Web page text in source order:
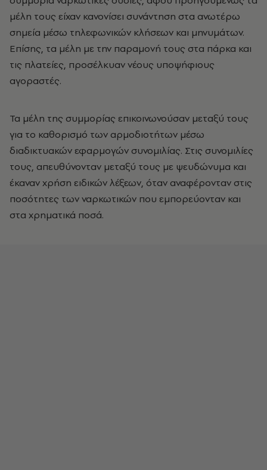
μέλη τους είχαν κανονίσει συνάντηση στα ανωτέρω
σημεία μέσω τηλεφωνικών κλήσεων και μηνυμάτων.
Επίσης, τα μέλη με την παραμονή τους στα πάρκα και
τις πλατείες, προσέλκυαν νέους υποψήφιους
αγοραστές.
Τα μέλη της συμμορίας επικοινωνούσαν μεταξύ τους
για το καθορισμό των αρμοδιοτήτων μέσω
διαδικτυακών εφαρμογών συνομιλίας. Στις συνομιλίες
τους, απευθύνονταν μεταξύ τους με ψευδώνυμα και
έκαναν χρήση ειδικών λέξεων, όταν αναφέρονταν στις
ποσότητες των ναρκωτικών που εμπορεύονταν και
στα χρηματικά ποσά.